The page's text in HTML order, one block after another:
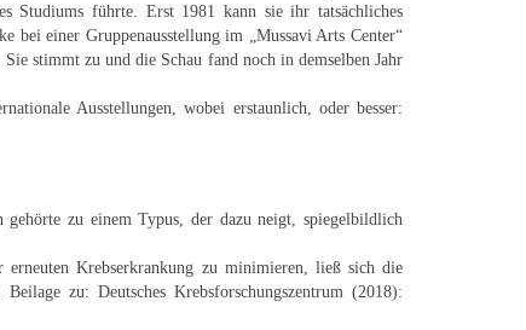
Studiums führte. Erst 1981 kann sie ihr tatsächliches
bei einer Gruppenausstellung im „Mussavi Arts Center“
stimmt zu und die Schau fand noch in demselben Jahr
Ausstellungen, wobei erstaunlich, oder besser:
zu einem Typus, der dazu neigt, spiegelbildlich
Krebserkrankung zu minimieren, ließ sich die
zu: Deutsches Krebsforschungszentrum (2018):